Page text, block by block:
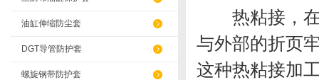
油缸伸缩防尘套
DGT导管防护套
螺旋钢带防护套
热粘接，在
与外部的折页
这种热粘接加